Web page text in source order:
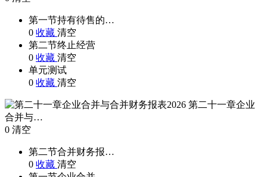
第一节持有待售的…
0 收藏 清空
第二节终止经营
0 收藏 清空
单元测试
0 收藏 清空
第二十一章企业
合并与…
0 清空
第二节合并财务报…
0 收藏 清空